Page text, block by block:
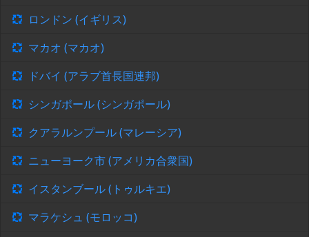
ロンドン (イギリス)
マカオ (マカオ)
ドバイ (アラブ首長国連邦)
シンガポール (シンガポール)
クアラルンプール (マレーシア)
ニューヨーク市 (アメリカ合衆国)
イスタンブール (トゥルキエ)
マラケシュ (モロッコ)